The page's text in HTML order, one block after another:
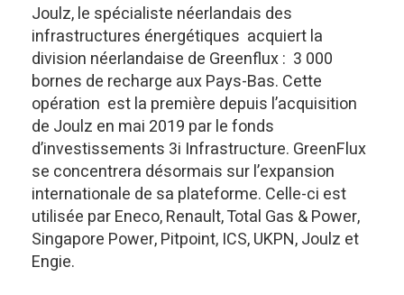
Joulz, le spécialiste néerlandais des
infrastructures énergétiques acquiert la
division néerlandaise de Greenflux : 3 000
bornes de recharge aux Pays-Bas. Cette
opération est la première depuis l’acquisition
de Joulz en mai 2019 par le fonds
d’investissements 3i Infrastructure. GreenFlux
se concentrera désormais sur l’expansion
internationale de sa plateforme. Celle-ci est
utilisée par Eneco, Renault, Total Gas & Power,
Singapore Power, Pitpoint, ICS, UKPN, Joulz et
Engie.